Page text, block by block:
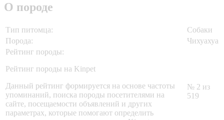
О породе
Тип питомца:
Собаки
Порода:
Чихуахуа
Рейтинг породы:
Рейтинг породы на Kinpet
Данный рейтинг формируется на основе частоты
упоминаний, поиска породы посетителями на
сайте, посещаемости объявлений и других
параметрах, которые помогают определить
№ 2 из
519